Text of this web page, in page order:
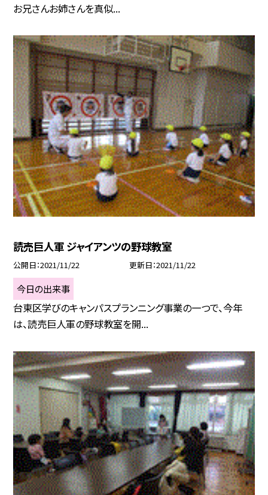
お兄さんお姉さんを真似...
読売巨人軍 ジャイアンツの野球教室
公開日 2021/11/22 更新日 2021/11/22
今日の出来事
台東区学びのキャンパスプランニング事業の一つで、今年
は、読売巨人軍の野球教室を開...